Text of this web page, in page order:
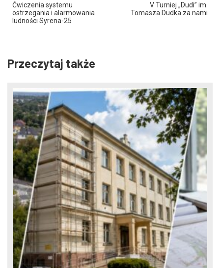
Ćwiczenia systemu
ostrzegania i alarmowania
ludności Syrena-25
V Turniej „Dudi” im.
Tomasza Dudka za nami
Przeczytaj także